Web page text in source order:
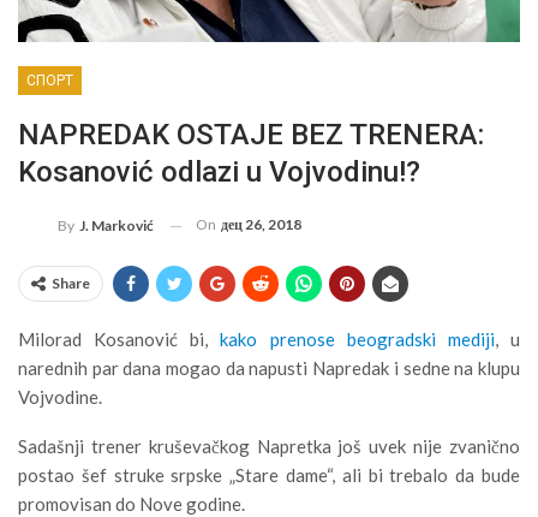
СПОРТ
NAPREDAK OSTAJE BEZ TRENERA:
Kosanović odlazi u Vojvodinu!?
By J. Marković On дец 26, 2018
Share
Milorad Kosanović bi,kako prenose beogradski mediji, u
narednih par dana mogao da napusti Napredak i sedne na klupu
Vojvodine.
Sadašnji trener kruševačkog Napretka još uvek nije zvanično
postao šef struke srpske „Stare dame“, ali bi trebalo da bude
promovisan do Nove godine.